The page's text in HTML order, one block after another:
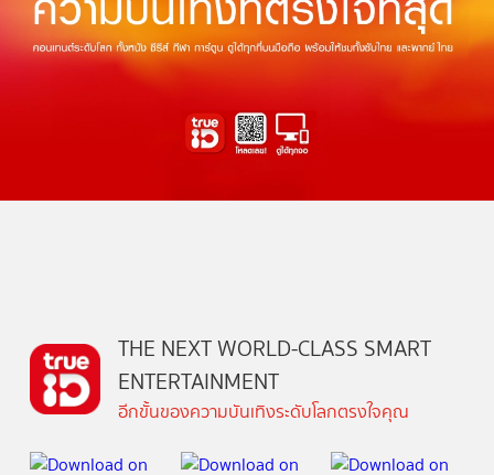
THE NEXT WORLD-CLASS SMART
ENTERTAINMENT
อีกขั้นของความบันเทิงระดับโลกตรงใจคุณ